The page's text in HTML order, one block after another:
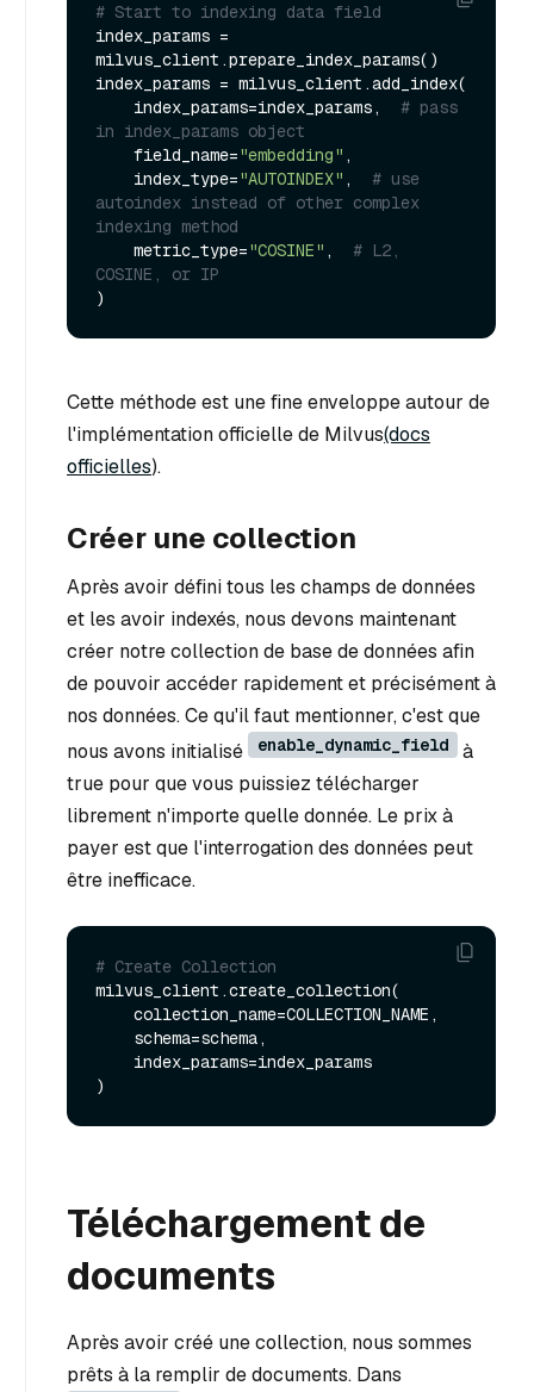
# Start to indexing data field
index_params =
milvus_client.prepare_index_params()
index_params = milvus_client.add_index(
    index_params=index_params,
# pass
in index_params object
    field_name=
"embedding" ,
    index_type=
"AUTOINDEX" , # use
autoindex instead of other complex
indexing method
    metric_type=
"COSINE" , # L2,
COSINE, or IP
Cette méthode est une fine enveloppe autour de
l'implémentation officielle de Milvus(docs
officielles).
Créer une collection
Après avoir défini tous les champs de données
et les avoir indexés, nous devons maintenant
créer notre collection de base de données afin
de pouvoir accéder rapidement et précisément à
nos données. Ce qu'il faut mentionner, c'est que
nous avons initialisé
enable_dynamic_field
à
true pour que vous puissiez télécharger
librement n'importe quelle donnée. Le prix à
payer est que l'interrogation des données peut
être inefficace.
# Create Collection
milvus_client.create_collection(
Téléchargement de
documents
Après avoir créé une collection, nous sommes
prêts à la remplir de documents. Dans